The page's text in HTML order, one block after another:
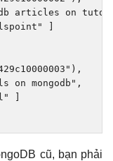
articles on
]
),
mongodb" ,
]
cũ, bạn phải